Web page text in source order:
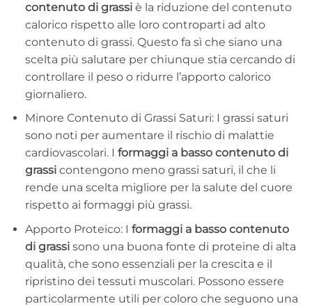
contenuto di grassiè la riduzione del contenuto
calorico rispetto alle loro controparti ad alto
contenuto di grassi. Questo fa sì che siano una
scelta più salutare per chiunque stia cercando di
controllare il peso o ridurre l’apporto calorico
giornaliero.
Minore Contenuto di Grassi Saturi: I grassi saturi
sono noti per aumentare il rischio di malattie
cardiovascolari. I formaggi a basso contenuto di
grassicontengono meno grassi saturi, il che li
rende una scelta migliore per la salute del cuore
rispetto ai formaggi più grassi.
Apporto Proteico: I formaggi a basso contenuto
di grassisono una buona fonte di proteine di alta
qualità, che sono essenziali per la crescita e il
ripristino dei tessuti muscolari. Possono essere
particolarmente utili per coloro che seguono una